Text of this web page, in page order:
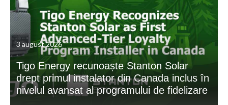
3 august 2026
Tigo Energy recunoaște Stanton Solar
drept primul instalator din Canada inclus în
nivelul avansat al programului de fidelizare